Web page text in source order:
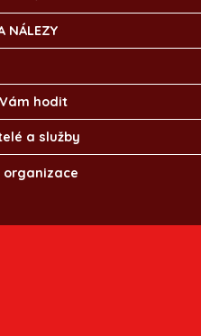
NÁLEZY
hodit
a služby
organizace